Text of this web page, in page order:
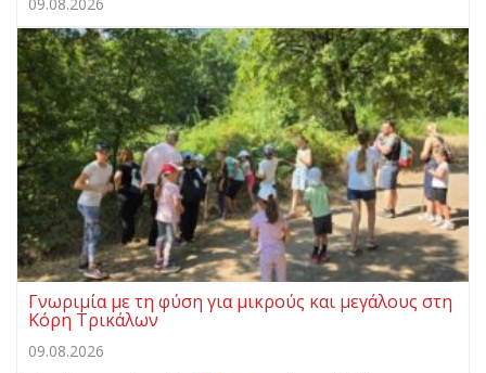
09.08.2026
Γνωριμία με τη φύση για μικρούς και μεγάλους στη
Κόρη Τρικάλων
09.08.2026